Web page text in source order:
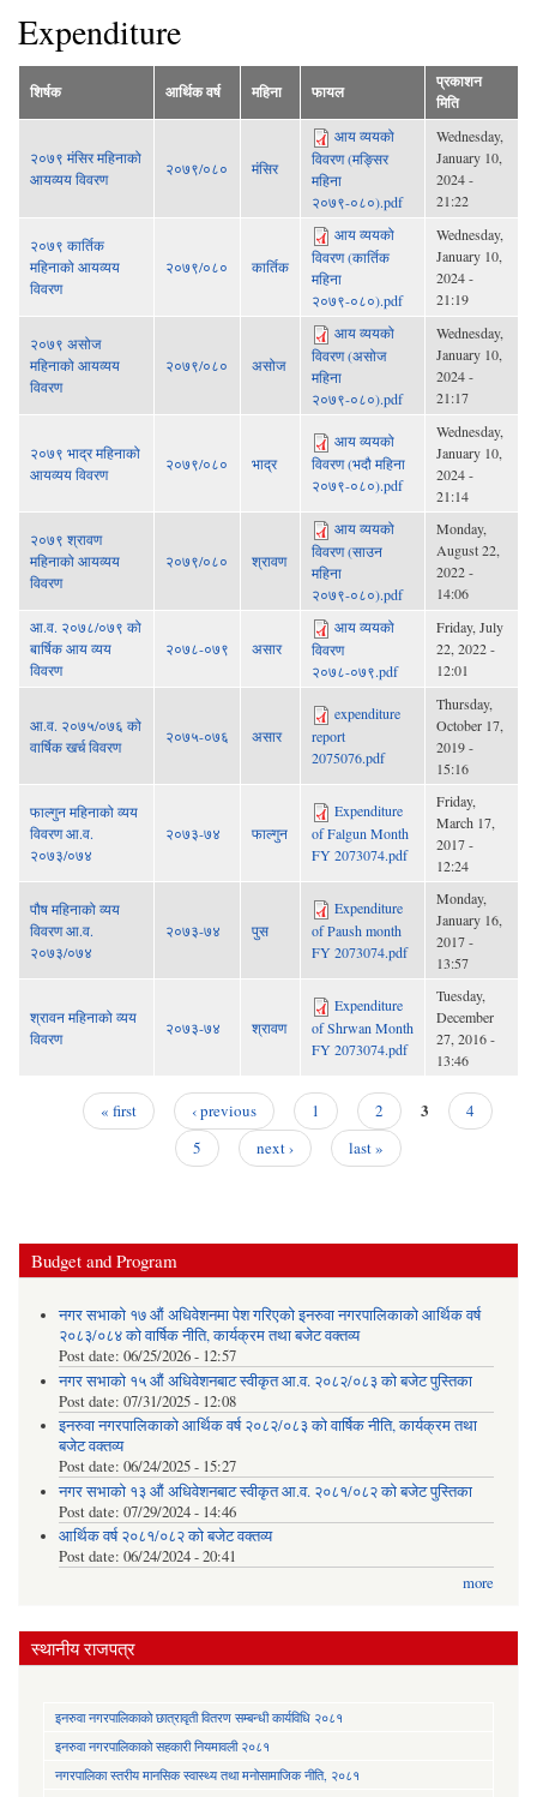
Expenditure
शिर्षक आर्थिक वर्ष महिना फायल
प्रकाशन
मिति
२०७९ मंसिर महिनाको
आयव्यय विवरण
२०७९/०८० मंसिर
आय व्ययको
विवरण (मङ्सिर
महिना
२०७९-०८०).pdf
Wednesday,
January 10,
2024 -
21:22
२०७९ कार्तिक
महिनाको आयव्यय
विवरण
२०७९/०८० कार्तिक
आय व्ययको
विवरण (कार्तिक
महिना
२०७९-०८०).pdf
Wednesday,
January 10,
2024 -
21:19
२०७९ असोज
महिनाको आयव्यय
विवरण
२०७९/०८० असोज
आय व्ययको
विवरण (असोज
महिना
२०७९-०८०).pdf
Wednesday,
January 10,
2024 -
21:17
२०७९ भाद्र महिनाको
आयव्यय विवरण
२०७९/०८० भाद्र
आय व्ययको
विवरण (भदौ महिना
२०७९-०८०).pdf
Wednesday,
January 10,
2024 -
21:14
२०७९ श्रावण
महिनाको आयव्यय
विवरण
२०७९/०८० श्रावण
आय व्ययको
विवरण (साउन
महिना
२०७९-०८०).pdf
Monday,
August 22,
2022 -
14:06
आ.व. २०७८/०७९ को
बार्षिक आय व्यय
विवरण
२०७८-०७९ असार
आय व्ययको
विवरण
२०७८-०७९.pdf
Friday, July
22, 2022 -
12:01
आ.व. २०७५/०७६ को
वार्षिक खर्च विवरण
२०७५-०७६ असार
expenditure
report
2075076.pdf
Thursday,
October 17,
2019 -
15:16
फाल्गुन महिनाको व्यय
विवरण आ.व.
२०७३/०७४
२०७३-७४ फाल्गुन
Expenditure
of Falgun Month
FY 2073074.pdf
Friday,
March 17,
2017 -
12:24
पौष महिनाको व्यय
विवरण आ.व.
२०७३/०७४
२०७३-७४ पुस
Expenditure
of Paush month
FY 2073074.pdf
Monday,
January 16,
2017 -
13:57
श्रावन महिनाको व्यय
विवरण
२०७३-७४ श्रावण
Expenditure
of Shrwan Month
FY 2073074.pdf
Tuesday,
December
27, 2016 -
13:46
« first ‹ previous 1 2 3
4
5
next › last »
Budget and Program
नगर सभाको १७ औं अधिवेशनमा पेश गरिएको इनरुवा नगरपालिकाको आर्थिक वर्ष
२०८३/०८४ को वार्षिक नीति, कार्यक्रम तथा बजेट वक्तव्य
Post date: 06/25/2026 - 12:57
नगर सभाको १५ औं अधिवेशनबाट स्वीकृत आ.व. २०८२/०८३ को बजेट पुस्तिका
Post date: 07/31/2025 - 12:08
इनरुवा नगरपालिकाको आर्थिक वर्ष २०८२/०८३ को वार्षिक नीति, कार्यक्रम तथा
बजेट वक्तव्य
Post date: 06/24/2025 - 15:27
नगर सभाको १३ औं अधिवेशनबाट स्वीकृत आ.व. २०८१/०८२ को बजेट पुस्तिका
Post date: 07/29/2024 - 14:46
आर्थिक वर्ष २०८१/०८२ को बजेट वक्तव्य
Post date: 06/24/2024 - 20:41
more
स्थानीय राजपत्र
इनरुवा नगरपालिकाको छात्रावृती वितरण सम्बन्धी कार्यविधि २०८१
इनरुवा नगरपालिकाको सहकारी नियमावली २०८१
नगरपालिका स्तरीय मानसिक स्वास्थ्य तथा मनोसामाजिक नीति, २०८१